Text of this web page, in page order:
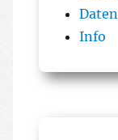
Info